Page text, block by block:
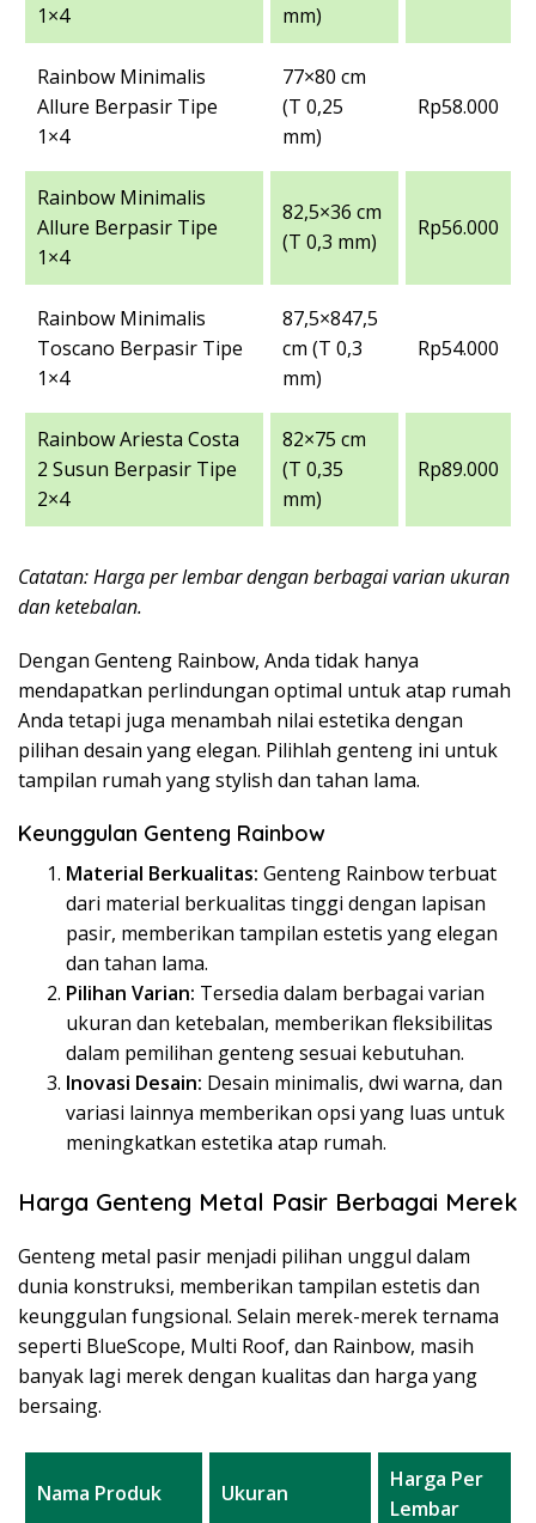
1×4
mm)
Rainbow Minimalis
Allure Berpasir Tipe
1×4
77×80 cm
(T 0,25
mm)
Rp58.000
Rainbow Minimalis
Allure Berpasir Tipe
1×4
82,5×36 cm
(T 0,3 mm)
Rp56.000
Rainbow Minimalis
Toscano Berpasir Tipe
1×4
87,5×847,5
cm (T 0,3
mm)
Rp54.000
Rainbow Ariesta Costa
2 Susun Berpasir Tipe
2×4
82×75 cm
(T 0,35
mm)
Rp89.000
Catatan: Harga per lembar dengan berbagai varian ukuran
dan ketebalan.
Dengan Genteng Rainbow, Anda tidak hanya
mendapatkan perlindungan optimal untuk atap rumah
Anda tetapi juga menambah nilai estetika dengan
pilihan desain yang elegan. Pilihlah genteng ini untuk
tampilan rumah yang stylish dan tahan lama.
Keunggulan Genteng Rainbow
Material Berkualitas: Genteng Rainbow terbuat
dari material berkualitas tinggi dengan lapisan
pasir, memberikan tampilan estetis yang elegan
dan tahan lama.
Pilihan Varian: Tersedia dalam berbagai varian
ukuran dan ketebalan, memberikan fleksibilitas
dalam pemilihan genteng sesuai kebutuhan.
Inovasi Desain: Desain minimalis, dwi warna, dan
variasi lainnya memberikan opsi yang luas untuk
meningkatkan estetika atap rumah.
Harga Genteng Metal Pasir Berbagai Merek
Genteng metal pasir menjadi pilihan unggul dalam
dunia konstruksi, memberikan tampilan estetis dan
keunggulan fungsional. Selain merek-merek ternama
seperti BlueScope, Multi Roof, dan Rainbow, masih
banyak lagi merek dengan kualitas dan harga yang
bersaing.
Nama Produk Ukuran
Harga Per
Lembar